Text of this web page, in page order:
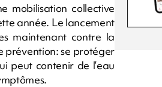
mobilisation collective
année. Le lancement
maintenant contre la
prévention: se protéger
peut contenir de l’eau